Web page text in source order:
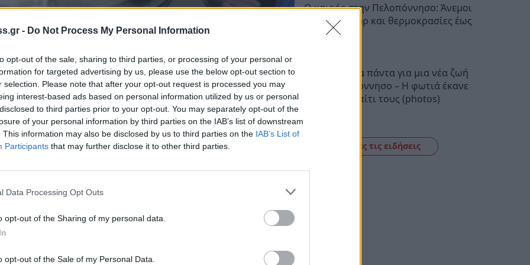
- Do Not Process My Personal Information
opt-out of the sale, sharing to third parties, or processing of your personal or
for targeted advertising by us, please use the below opt-out section to
selection. Please note that after your opt-out request is processed you may
interest-based ads based on personal information utilized by us or personal
to third parties prior to your opt-out. You may separately opt-out of the
of your personal information by third parties on the IAB’s list of downstream
This information may also be disclosed by us to third parties on the IAB’s List of
Participants that may further disclose it to other third parties.
Data Processing Opt Outs
opt-out of the Sharing of my personal data.
opt-out of the Sale of my Personal Data.
όταν αναζητάς ειδήσεις στη Google
ως προτιμώμενη πηγή
της Περιφέρειας Πελοποννήσου με τον
για την ανάπτυξη του εκθεσιακού
Ο καιρός στην Πελοπόννησο: Άνεμοι
έως 5 μποφόρ και θερμοκρασίες έως
38 βαθμούς
Πούλησαν τα πάντα για μια νέα ζωή
στην Πελοπόννησο – Η φωτιά έκανε
στάχτη το σπίτι τους (photos)
Δείτε όλες τις ειδήσεις